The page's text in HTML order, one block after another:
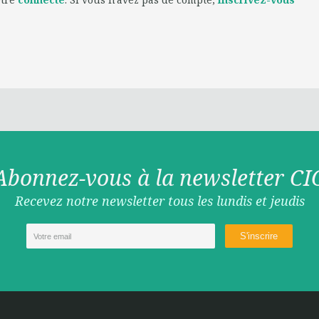
vous à la newsletter
Recevez notre newsletter tous les lundis et jeudis